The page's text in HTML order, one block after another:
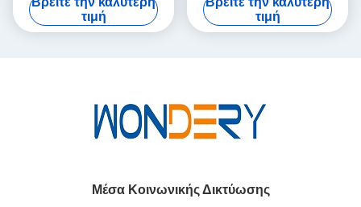
ύψος 45mm με τη σταθερή
απόδοση
τιμή
κατασκευάζει τη μηχανή τον
πυρήνα 1 - 4 σειρών
τιμή
Μέσα Κοινωνικής Δικτύωσης